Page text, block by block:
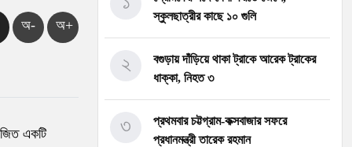
অ- অ+
একটি
স্কুলছাত্রীর কাছে ১০ গুলি
বগুড়ায় দাঁড়িয়ে থাকা ট্রাকে আরেক ট্রাকের
ধাক্কা, নিহত ৩
২
প্রথমবার চট্টগ্রাম-কক্সবাজার সফরে
প্রধানমন্ত্রী তারেক রহমান
৩